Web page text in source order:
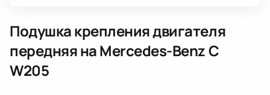
Подушка крепления двигателя
передняяна Mercedes-Benz C
W205